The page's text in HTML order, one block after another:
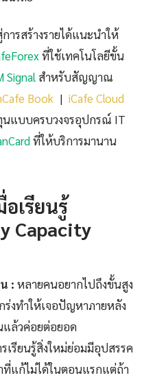
ารสร้างรายได้แนะนำให้
ที่ใช้เทคโนโลยีขั้น
Signal สำหรับสัญญาณ
Book | iCafe Cloud
นแบบครบวงจรอุปกรณ์ IT
ที่ให้บริการมานาน
เรียนรู้
Capacity
: หลายคนอยากไปถึงขั้นสูง
งทำให้เจอปัญหาภายหลัง
แล้วค่อยต่อยอด
รเรียนรู้สิ่งใหม่ย่อมมีอุปสรรค
แก้ไม่ได้ในตอนแรกแต่ถ้า